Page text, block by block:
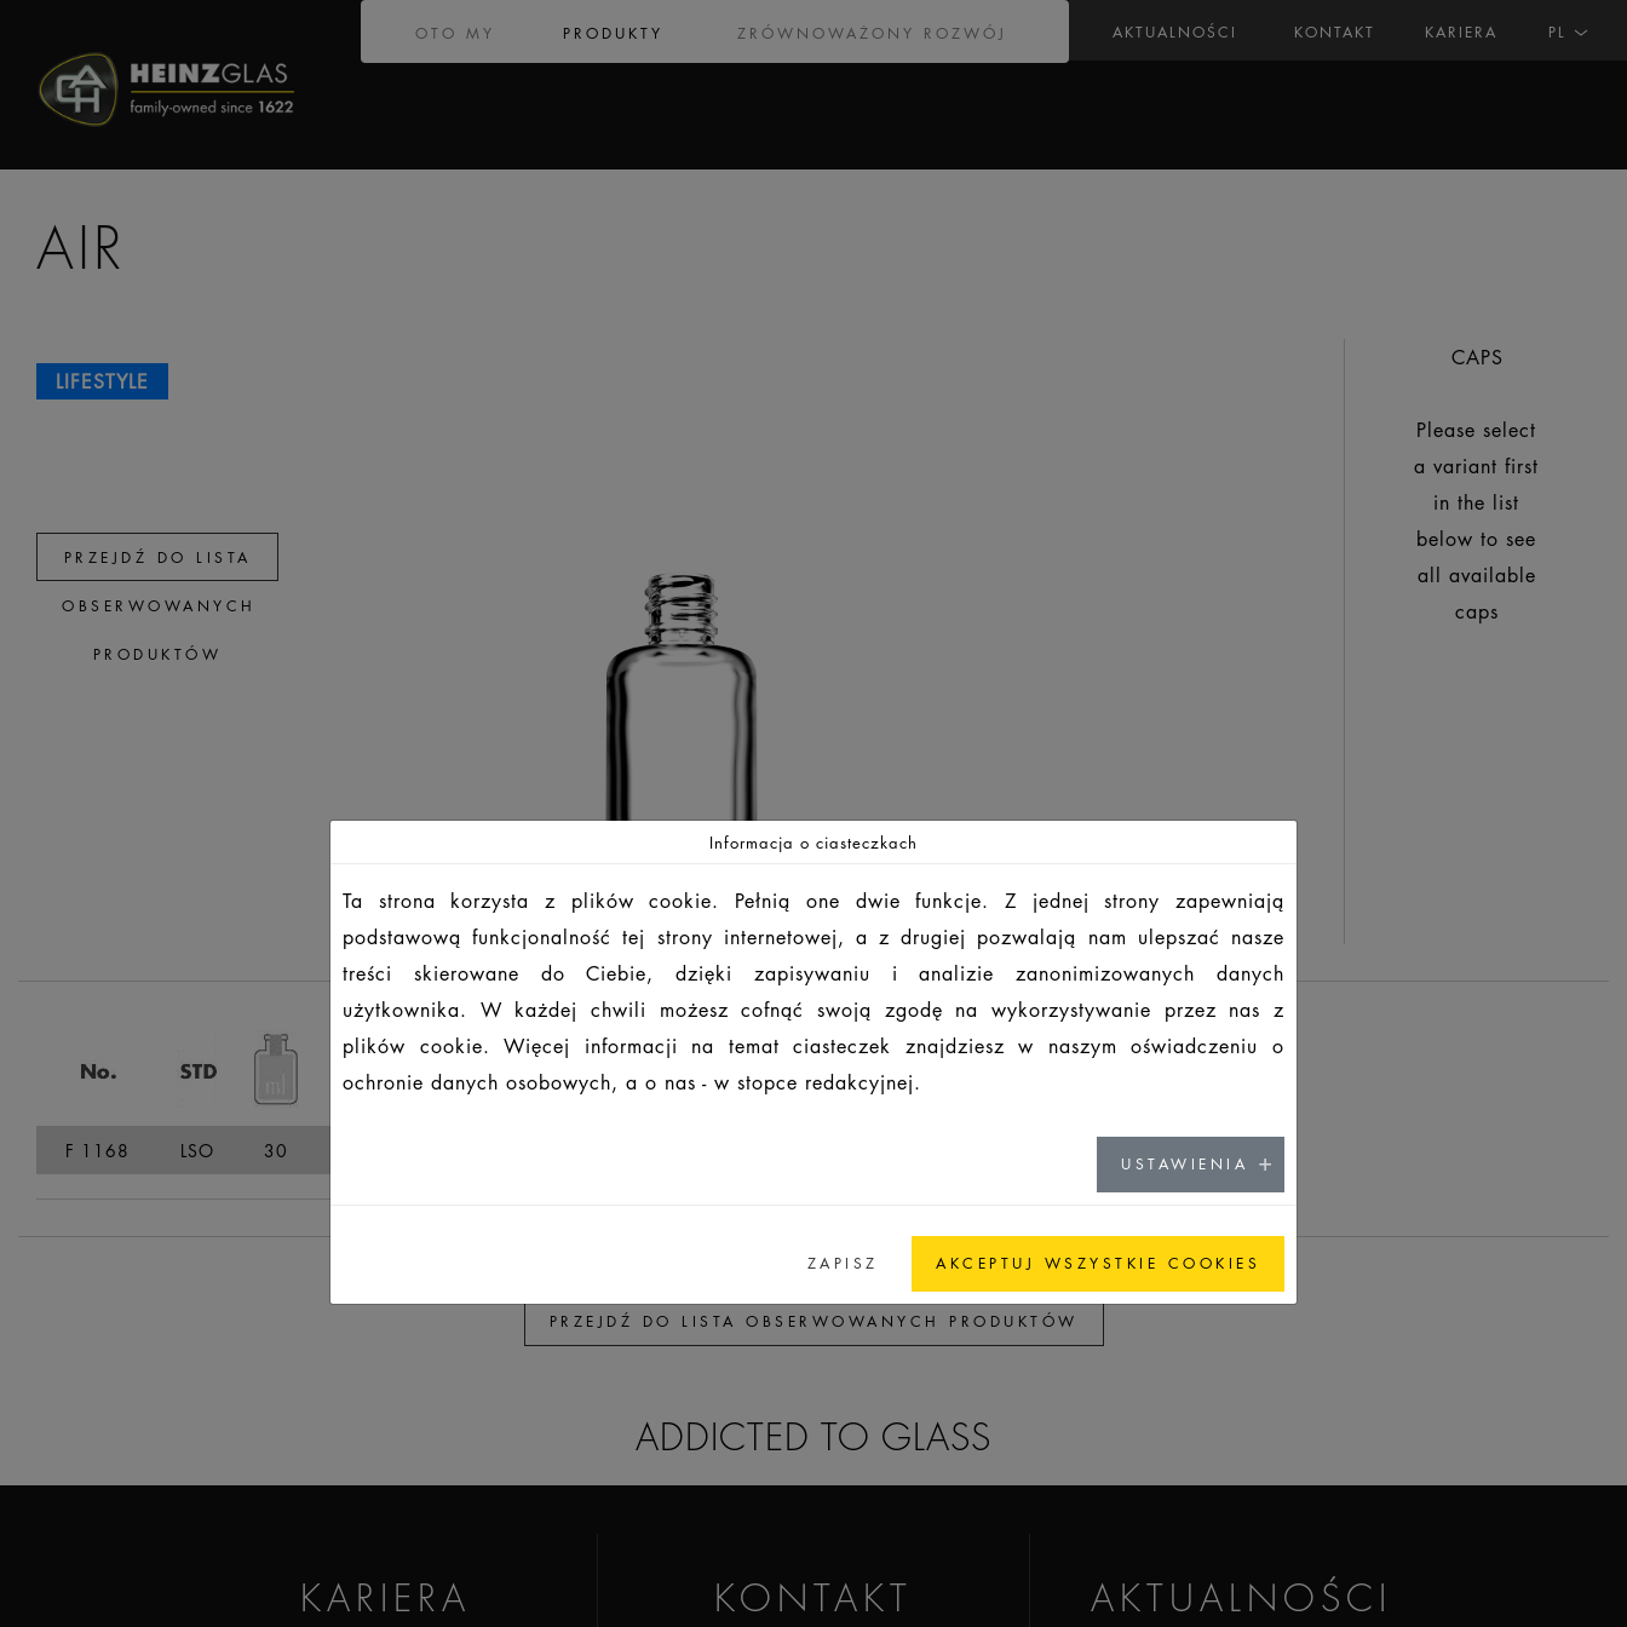
AKTUALNOŚCI KONTAKT KARIERA PL
OTO MY PRODUKTY ZRÓWNOWAŻONY ROZWÓJ
LIFESTYLE
AIR
CAPS
Please select
a variant first
in the list
below to see
all available
caps
PRZEJDŹ DO LISTA
OBSERWOWANYCH
PRODUKTÓW
F 1168 LSO 30
PRZEJDŹ DO LISTA OBSERWOWANYCH PRODUKTÓW
ADDICTED TO GLASS
KARIERA KONTAKT AKTUALNOŚCI
Informacja o ciasteczkach
Ta strona korzysta z plików cookie. Pełnią one dwie funkcje. Z jednej strony zapewniają
podstawową funkcjonalność tej strony internetowej, a z drugiej pozwalają nam ulepszać nasze
treści skierowane do Ciebie, dzięki zapisywaniu i analizie zanonimizowanych danych
użytkownika. W każdej chwili możesz cofnąć swoją zgodę na wykorzystywanie przez nas z
plików cookie. Więcej informacji na temat ciasteczek znajdziesz w naszym oświadczeniu o
ochronie danych osobowych, a o nas - w stopce redakcyjnej.
USTAWIENIA
ZAPISZ AKCEPTUJ WSZYSTKIE COOKIES